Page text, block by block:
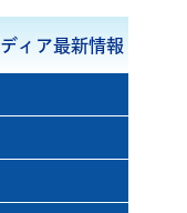
ィア最新情報